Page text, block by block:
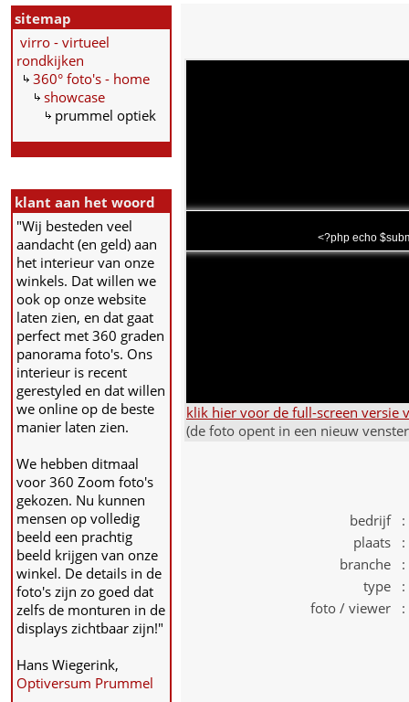
sitemap
virro - virtueel
rondkijken
360° foto's - home
showcase
prummel optiek
klant aan het woord
"Wij besteden veel
aandacht (en geld) aan
het interieur van onze
winkels. Dat willen we
ook op onze website
laten zien, en dat gaat
perfect met 360 graden
panorama foto's. Ons
interieur is recent
gerestyled en dat willen
we online op de beste
manier laten zien.
We hebben ditmaal
voor 360 Zoom foto's
gekozen. Nu kunnen
mensen op volledig
beeld een prachtig
beeld krijgen van onze
winkel. De details in de
foto's zijn zo goed dat
zelfs de monturen in de
displays zichtbaar zijn!"
Hans Wiegerink,
Optiversum Prummel
<?php echo
klik hier voor de full-screen versie
(de foto opent in een nieuw
bedrijf :
plaats :
branche :
type :
foto / viewer :